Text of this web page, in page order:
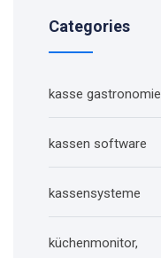
Categories
kasse gastronomie
kassen software
kassensysteme
küchenmonitor,